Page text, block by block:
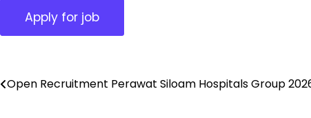
Post
Open Recruitment Perawat Siloam Hospitals Group